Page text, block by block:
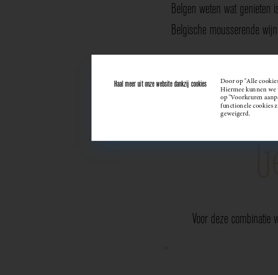
Belgen weten wat genieten
Belgische mousserende
Voor deze combinatie
Haal meer uit onze website dankzij cookies Door op "Alle
Hiermee kunnen we
op "Voorkeuren
functionele cookies
geweigerd.